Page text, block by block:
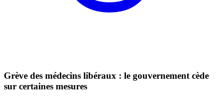
Grève des médecins libéraux : le gouvernement cède
sur certaines mesures